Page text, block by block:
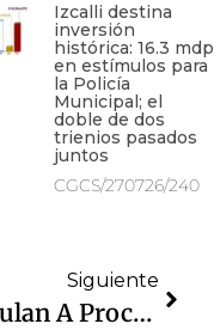
Izcalli destina
inversión
histórica: 16.3 mdp
en estímulos para
la Policía
Municipal; el
doble de dos
trienios pasados
juntos
CGCS/270726/240
Siguiente
Vinculan A Proceso A Detenido Por Policía De Izcalli, Por Presunta Responsabilidad En Robo A Casa De Empeño